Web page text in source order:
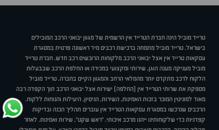
טרייד מוביל הינה חברת הטרייד אין הרשמית של מגוון יבואני הרכב המובילים
בישראל. טרייד מוביל מתמחה ברכישת רכבים מיד ראשונה פרטית במסגרת
עסקאות טרייד אין אצל יבואני הרכב מלקוחות הרוכשים רכב חדש. חברת טרייד
מוביל מעניקה מענה הוגן, שירותי ומקצועי במכירה או החלפת הרכב שבבעלות
הלקוח לרכב מתקדם יותר מהמלאי הרחב והמגוון הקיים בחברה. טרייד מוביל
מספקת את שרותי הטרייד אין (החלפה) ישירות אצל יבואני הרכב תוך הקפדה רבה
מאוד למוניטין המוכר בזכות האמינות, השירות, הניסיון, היעילות והנוחות ללקוח.
הרכבים שנרכשו במסגרת עסקאות הטרייד אין עוברים תהליך הכנה ובדיקות
קפדניות כדי שלקוחותינו ייהנו מרכב איכותי, "ראש שקט", שירות ואמינות. לאחר